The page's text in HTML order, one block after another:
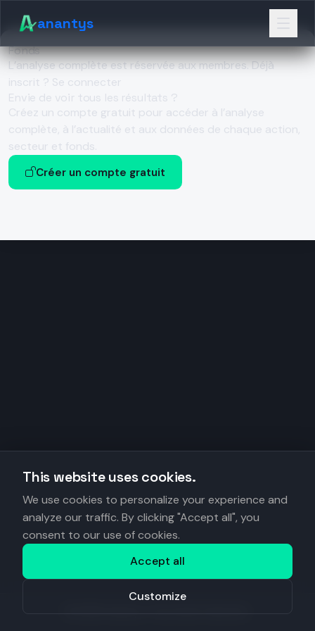
anantys
Fonds
L’analyse complète est réservée aux membres.Déjà
inscrit ? Se connecter
Envie de voir tous les résultats ?
Créez un compte gratuit pour accéder à l’analyse
complète, à l’actualité et aux données de chaque action,
secteur et fonds.
Créer un compte gratuit
This website uses cookies.
We use cookies to personalize your experience and
analyze our traffic. By clicking "Accept all", you
consent to our use of cookies.
Accept all
Customize